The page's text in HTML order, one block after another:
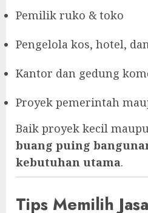
Pemilik ruko & toko
Pengelola kos, hotel,
Kantor dan gedung
Proyek pemerintah
Baik proyek kecil
buang puing
kebutuhan utama.
Tips Memilih